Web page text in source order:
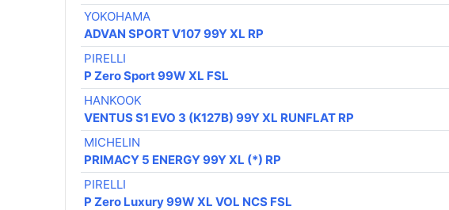
YOKOHAMA
ADVAN SPORT V107 99Y XL RP
PIRELLI
P Zero Sport 99W XL FSL
HANKOOK
VENTUS S1 EVO 3 (K127B) 99Y XL RUNFLAT RP
MICHELIN
PRIMACY 5 ENERGY 99Y XL (*) RP
PIRELLI
P Zero Luxury 99W XL VOL NCS FSL